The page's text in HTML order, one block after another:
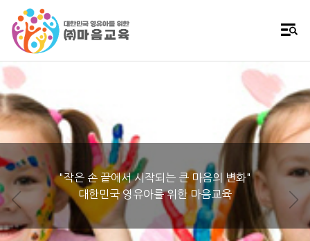
"작은 손 끝에서 시작되는 큰 마음의 변화"
대한민국 영유아를 위한 마음교육